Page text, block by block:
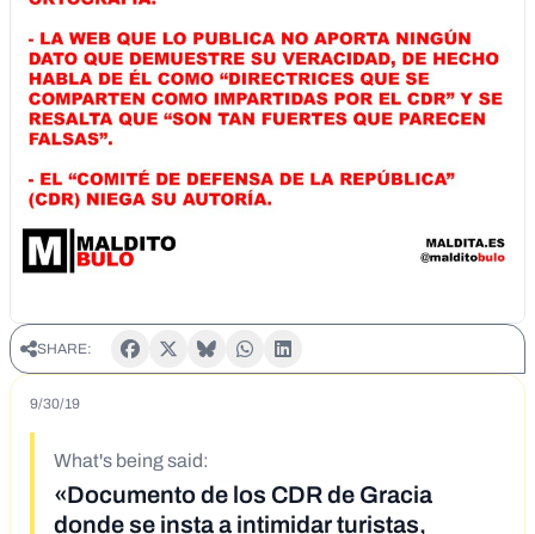
SHARE:
9/30/19
What's being said:
«Documento de los CDR de Gracia
donde se insta a intimidar turistas,